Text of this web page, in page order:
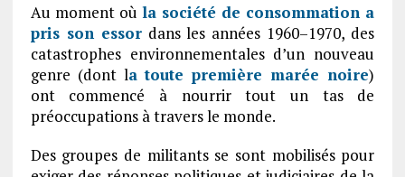
Au moment où la société de consommation a
pris son essordans les années 1960–1970, des
catastrophes environnementales d’un nouveau
genre (dont la toute première marée noire)
ont commencé à nourrir tout un tas de
préoccupations à travers le monde.
Des groupes de militants se sont mobilisés pour